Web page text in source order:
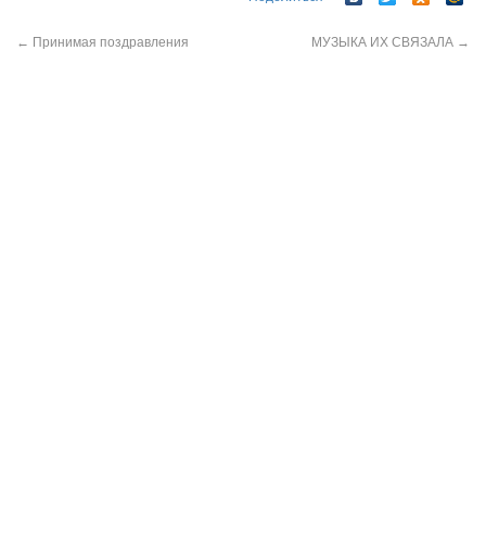
← Принимая поздравления МУЗЫКА ИХ СВЯЗАЛА →